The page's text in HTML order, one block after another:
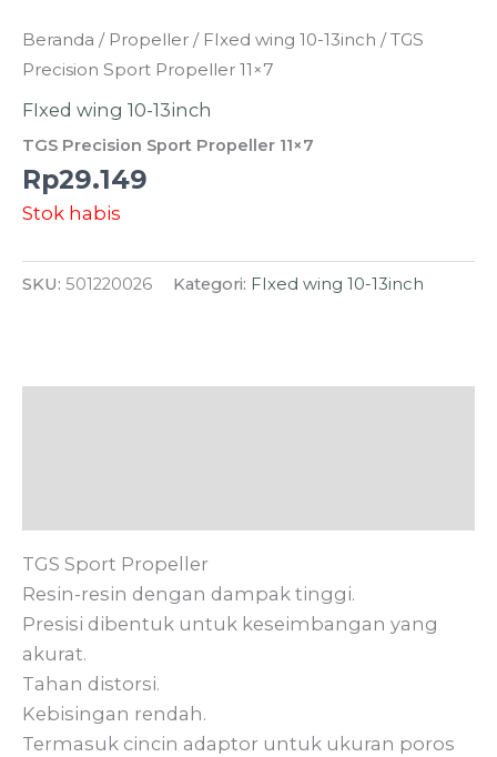
Beranda / Propeller / FIxed wing 10-13inch / TGS
Precision Sport Propeller 11×7
FIxed wing 10-13inch
TGS Precision Sport Propeller 11×7
Rp29.149
Stok habis
SKU: 501220026 Kategori: FIxed wing 10-13inch
TGS Sport Propeller
Resin-resin dengan dampak tinggi.
Presisi dibentuk untuk keseimbangan yang
akurat.
Tahan distorsi.
Kebisingan rendah.
Termasuk cincin adaptor untuk ukuran poros